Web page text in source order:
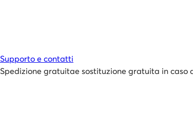
Supporto e contatti
Spedizione gratuitae sostituzione gratuita in caso